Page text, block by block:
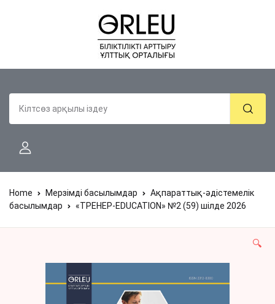
Home Мерзімді басылымдар
Ақпараттық-әдістемелік
басылымдар
«ТРЕНЕР-EDUCATION» №2 (59) шілде 2026
🔍